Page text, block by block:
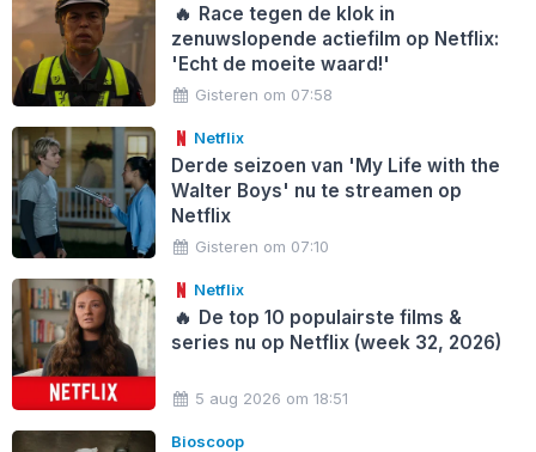
🔥 Race tegen de klok in
zenuwslopende actiefilm op Netflix:
'Echt de moeite waard!'
Gisteren om 07:58
Netflix
Derde seizoen van 'My Life with the
Walter Boys' nu te streamen op
Netflix
Gisteren om 07:10
Netflix
🔥 De top 10 populairste films &
series nu op Netflix (week 32, 2026)
5 aug 2026 om 18:51
Bioscoop